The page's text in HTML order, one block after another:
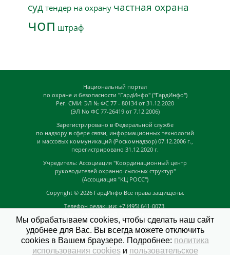
суд тендер на охрану частная охрана
чоп штраф
Национальный портал
по охране и безопасности "ГардИнфо" ("ГардИнфо")
Рег. СМИ: ЭЛ № ФС 77 - 80134 от 31.12.2020
(ЭЛ No ФС 77-26419 от 7.12.2006)
Зарегистрировано в Федеральной службе
по надзору в сфере связи, информационных технологий
и массовых коммуникаций (Роскомнадзор) 07.12.2006 г.,
перегистрировано 31.12.2020 г.
Учредитель: Ассоциация "Координационный центр
руководителей охранно-сыскных структур"
(Ассоциация "КЦ РОСС")
Copyright © 2026 ГардИнфо Все права защищены.
Телефон редакции: +7 (495) 641-0073,
news@guardinfo.online
Главный редактор: Кузьмин Д.А.
На сайте могут быть размещены
Мы обрабатываем cookies, чтобы сделать наш сайт
удобнее для Вас. Вы всегда можете отключить
cookies в Вашем браузере. Подробнее: политика
использования cookiesи пользовательское